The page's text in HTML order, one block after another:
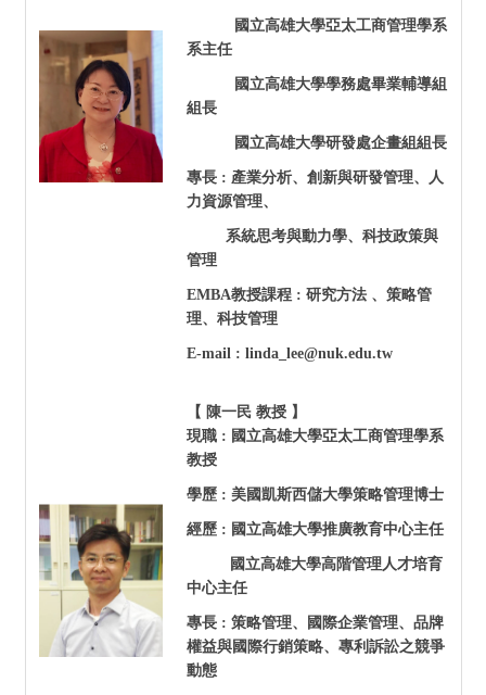
國立高雄大學亞太工商管理學系
系主任
國立高雄大學學務處畢業輔導組
組長
國立高雄大學研發處企畫組組長
專長 : 產業分析、創新與研發管理、人
力資源管理、
系統思考與動力學、科技政策與
管理
EMBA教授課程 : 研究方法 、策略管
理、科技管理
E-mail : linda_lee@nuk.edu.tw
【 陳一民 教授 】
現職 : 國立高雄大學亞太工商管理學系
教授
學歷 : 美國凱斯西儲大學策略管理博士
經歷 : 國立高雄大學推廣教育中心主任
國立高雄大學高階管理人才培育
中心主任
專長 : 策略管理、國際企業管理、品牌
權益與國際行銷策略、專利訴訟之競爭
動態